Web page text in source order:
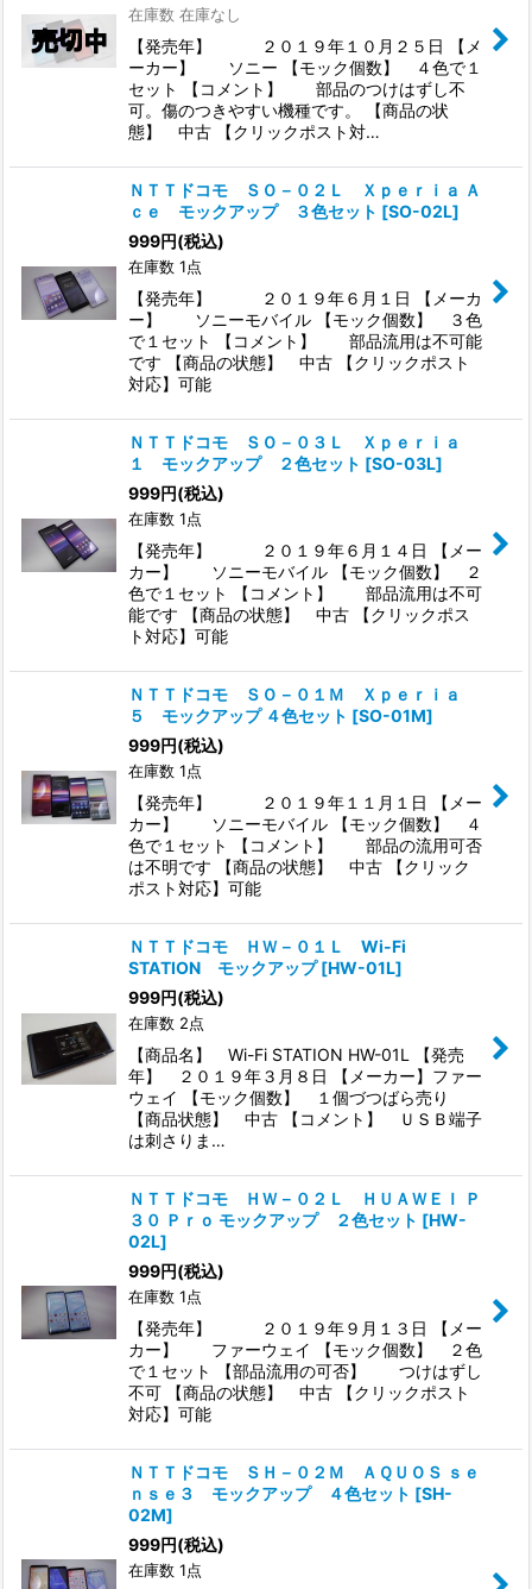
在庫数 在庫なし
【発売年】 ２０１９年１０月２５日 【メ
ーカー】 ソニー 【モック個数】 ４色で１
セット 【コメント】 部品のつけはずし不
可。傷のつきやすい機種です。 【商品の状
態】 中古 【クリックポスト対…
ＮＴＴドコモ ＳＯ－０２Ｌ Ｘｐｅｒｉａ Ａ
ｃｅ モックアップ ３色セット [SO-02L]
999円(税込)
在庫数 1点
【発売年】 ２０１９年６月１日 【メーカ
ー】 ソニーモバイル 【モック個数】 ３色
で１セット 【コメント】 部品流用は不可能
です 【商品の状態】 中古 【クリックポスト
対応】可能
ＮＴＴドコモ ＳＯ－０３Ｌ Ｘｐｅｒｉａ
１ モックアップ ２色セット [SO-03L]
999円(税込)
在庫数 1点
【発売年】 ２０１９年６月１４日 【メー
カー】 ソニーモバイル 【モック個数】 ２
色で１セット 【コメント】 部品流用は不可
能です 【商品の状態】 中古 【クリックポス
ト対応】可能
ＮＴＴドコモ ＳＯ－０１Ｍ Ｘｐｅｒｉａ
５ モックアップ ４色セット [SO-01M]
999円(税込)
在庫数 1点
【発売年】 ２０１９年１１月１日 【メー
カー】 ソニーモバイル 【モック個数】 ４
色で１セット 【コメント】 部品の流用可否
は不明です 【商品の状態】 中古 【クリック
ポスト対応】可能
ＮＴＴドコモ ＨＷ－０１Ｌ Wi-Fi
STATION モックアップ [HW-01L]
999円(税込)
在庫数 2点
【商品名】 Wi-Fi STATION HW-01L 【発売
年】 ２０１９年３月８日 【メーカー】ファー
ウェイ 【モック個数】 １個づつばら売り
【商品状態】 中古 【コメント】 ＵＳＢ端子
は刺さりま…
ＮＴＴドコモ ＨＷ－０２Ｌ ＨＵＡＷＥＩ Ｐ
３０ Ｐｒｏ モックアップ ２色セット [HW-
02L]
999円(税込)
在庫数 1点
【発売年】 ２０１９年９月１３日 【メー
カー】 ファーウェイ 【モック個数】 ２色
で１セット 【部品流用の可否】 つけはずし
不可 【商品の状態】 中古 【クリックポスト
対応】可能
ＮＴＴドコモ ＳＨ－０２Ｍ ＡＱＵＯＳ ｓｅ
ｎｓｅ３ モックアップ ４色セット [SH-
02M]
999円(税込)
在庫数 1点